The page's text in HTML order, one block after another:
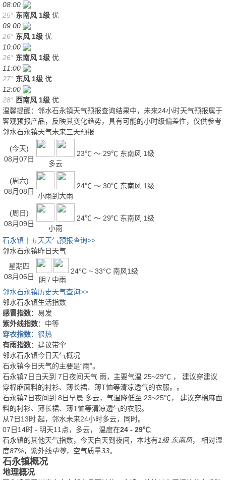
08:00
25° 东南风 1级 优
09:00
26° 东风 1级 优
10:00
26° 东南风 1级 优
11:00
27° 东风 1级 优
12:00
28° 西南风 1级 优
温馨提醒：邻水石永镇天气预报查询结果中，未来24小时天气预报属于
客观预报产品，反映其变化趋势，具有可能的小时级偏差性，仅供参考
邻水石永镇天气未来三天预报
(今天)
08月07日
多云
23℃ ～ 29℃ 东南风 1级
(周六)
08月08日
小雨到大雨
24℃ ～ 30℃ 东南风 1级
(周日)
08月09日
小雨
24℃ ～ 29℃ 东南风 1级
石永镇十五天天气预报查询>>
邻水石永镇昨日天气
星期四
08月06日
阴 / 中雨
24°C ~ 33°C 南风1级
邻水石永镇历史天气查询>>
邻水石永镇生活指数
感冒指数：易发
紫外线指数：中等
穿衣指数：很热
有雨指数：建议带伞
邻水石永镇今日天气概况
石永镇今日天气的主要是“雨”。
石永镇7日白天到 7日夜间天气 雨，主要气温 25~29℃ ， 建议穿建议
穿棉麻面料的衬衫、薄长裙、薄T恤等清凉透气的衣服。 。
石永镇7日夜间到 8日早晨 多云，气温降低至 23~25℃， 建议穿棉麻面
料的衬衫、薄长裙、薄T恤等清凉透气的衣服。
从7日13时 起，邻水未来24小时多云，同时。
07日14时 - 明天11点，多云， 温度在24 - 29℃;
石永镇的其他天气指数，今天白天到夜间，本地有1级 东南风， 相对湿
度87%，紫外线中等，空气质量33。
石永镇概况
地理概况